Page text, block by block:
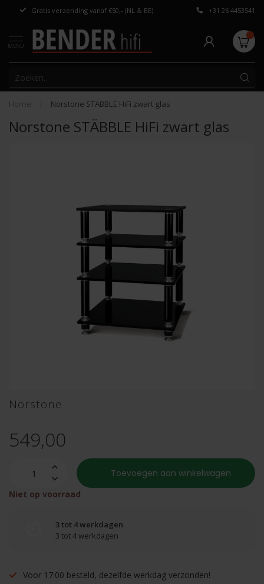
Gratis verzending vanaf €50,- (NL & BE) Persoonlijk
+31 26 4453541
MENU
Home Norstone STÄBBLE HiFi zwart glas
Norstone STÄBBLE HiFi zwart glas
Norstone
549,00
Toevoegen aan winkelwagen
Niet op voorraad
3 tot 4 werkdagen
3 tot 4 werkdagen
Voor 17:00 besteld, dezelfde werkdag verzonden!